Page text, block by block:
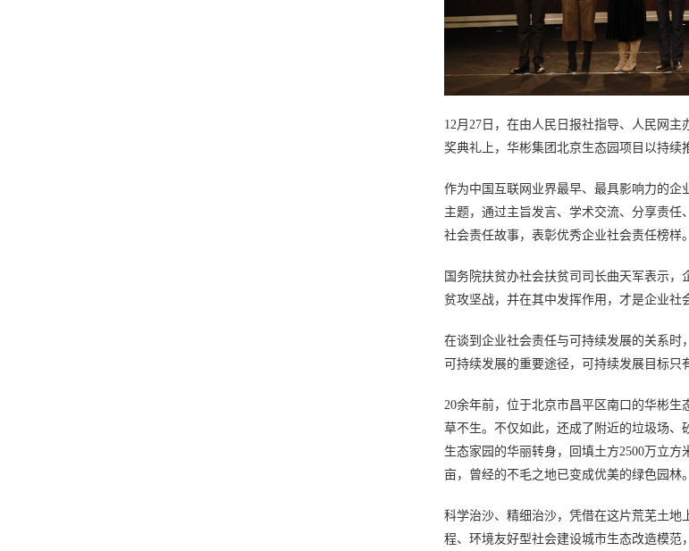
12月27日，在由人民日报社指导、人民网
奖典礼上，华彬集团北京生态园项目以持续
作为中国互联网业界最早、最具影响力的企
主题，通过主旨发言、学术交流、分享责
社会责任故事，表彰优秀企业社会责任榜样。
国务院扶贫办社会扶贫司司长曲天军表示
贫攻坚战，并在其中发挥作用，才是企业社
在谈到企业社会责任与可持续发展的关系
可持续发展的重要途径，可持续发展目标只
20余年前，位于北京市昌平区南口的华彬
草不生。不仅如此，还成了附近的垃圾场、
生态家园的华丽转身，回填土方2500万立方
亩，曾经的不毛之地已变成优美的绿色园林。
科学治沙、精细治沙，凭借在这片荒芜土
程、环境友好型社会建设城市生态改造模